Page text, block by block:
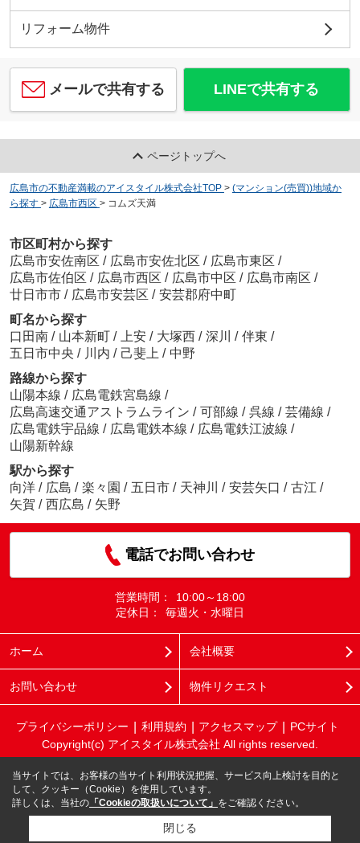
リフォーム物件
メールで共有する LINEで共有する
ページトップへ
広島市の不動産満載のアイスタイル株式会社TOP > (マンション(売買))地域か
ら探す > 広島市西区 > コムズ天満
市区町村から探す
広島市安佐南区 / 広島市安佐北区 / 広島市東区 /
広島市佐伯区 / 広島市西区 / 広島市中区 / 広島市南区 /
廿日市市 / 広島市安芸区 / 安芸郡府中町
町名から探す
口田南 / 山本新町 / 上安 / 大塚西 / 深川 / 伴東 /
五日市中央 / 川内 / 己斐上 / 中野
路線から探す
山陽本線 / 広島電鉄宮島線 /
広島高速交通アストラムライン / 可部線 / 呉線 / 芸備線 /
広島電鉄宇品線 / 広島電鉄本線 / 広島電鉄江波線 /
山陽新幹線
駅から探す
向洋 / 広島 / 楽々園 / 五日市 / 天神川 / 安芸矢口 / 古江 /
矢賀 / 西広島 / 矢野
電話でお問い合わせ
営業時間：
10:00～18:00
定休日：
毎週火・水曜日
ホーム 会社概要
お問い合わせ 物件リクエスト
プライバシーポリシー 利用規約 アクセスマップ
PCサイト
Copyright(c) アイスタイル株式会社 All rights reserved.
当サイトでは、お客様の当サイト利用状況把握、サービス向上検討を目的と
して、クッキー（Cookie）を使用しています。
詳しくは、当社の 「Cookieの取扱いについて」 をご確認ください。
閉じる